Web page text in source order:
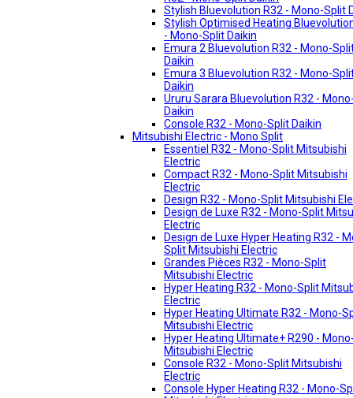
Stylish Bluevolution R32 - Mono-Split
Stylish Optimised Heating
- Mono-Split Daikin
Emura 2 Bluevolution R32 - Mono-
Daikin
Emura 3 Bluevolution R32 - Mono-
Daikin
Ururu Sarara Bluevolution R32 -
Daikin
Console R32 - Mono-Split Daikin
Mitsubishi Electric - Mono Split
Essentiel R32 - Mono-Split Mitsubishi
Electric
Compact R32 - Mono-Split Mitsubishi
Electric
Design R32 - Mono-Split Mitsubishi
Design de Luxe R32 - Mono-Split
Electric
Design de Luxe Hyper Heating R32 -
Split Mitsubishi Electric
Grandes Pièces R32 - Mono-Split
Mitsubishi Electric
Hyper Heating R32 - Mono-Split
Electric
Hyper Heating Ultimate R32 - Mono-
Mitsubishi Electric
Hyper Heating Ultimate+ R290 -
Mitsubishi Electric
Console R32 - Mono-Split Mitsubishi
Electric
Console Hyper Heating R32 - Mono-